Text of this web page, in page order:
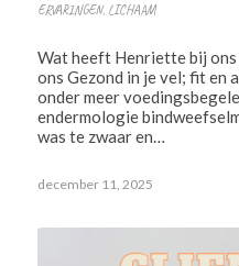
ERVARINGEN, LICHAAM
Wat heeft Henriette bij
ons Gezond in je vel; fit en
onder meer
endermologie
was te zwaar en…
december 11, 2025